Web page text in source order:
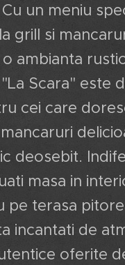
un meniu
grill si
ambianta
Scara" este
cei care
deosebit.
masa in
pe terasa
incantati de
oferite